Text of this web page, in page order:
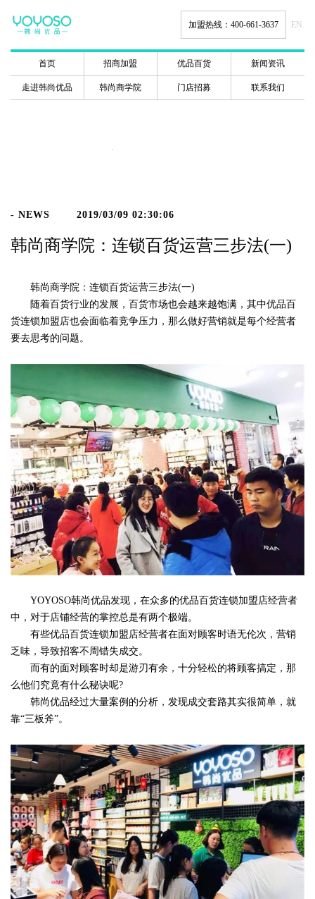
加盟热线：400-661-3637 EN.
首页 招商加盟 优品百货 新闻资讯
走进韩尚优品 韩尚商学院 门店招募 联系我们
- NEWS 2019/03/09 02:30:06
韩尚商学院：连锁百货运营三步法(一)
韩尚商学院：连锁百货运营三步法(一)
随着百货行业的发展，百货市场也会越来越饱满，其中优品百
货连锁加盟店也会面临着竞争压力，那么做好营销就是每个经营者
要去思考的问题。
YOYOSO韩尚优品发现，在众多的优品百货连锁加盟店经营者
中，对于店铺经营的掌控总是有两个极端。
有些优品百货连锁加盟店经营者在面对顾客时语无伦次，营销
乏味，导致招客不周错失成交。
而有的面对顾客时却是游刃有余，十分轻松的将顾客搞定，那
么他们究竟有什么秘诀呢?
韩尚优品经过大量案例的分析，发现成交套路其实很简单，就
靠“三板斧”。